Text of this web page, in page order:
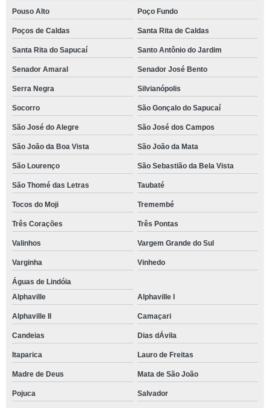
Pouso Alto Poço Fundo
Poços de Caldas Santa Rita de Caldas
Santa Rita do Sapucaí Santo Antônio do Jardim
Senador Amaral Senador José Bento
Serra Negra Silvianópolis
Socorro São Gonçalo do Sapucaí
São José do Alegre São José dos Campos
São João da Boa Vista São João da Mata
São Lourenço São Sebastião da Bela Vista
São Thomé das Letras Taubaté
Tocos do Moji Tremembé
Três Corações Três Pontas
Valinhos Vargem Grande do Sul
Varginha Vinhedo
Águas de Lindóia
Alphaville
Alphaville I
Alphaville II Camaçari
Candeias Dias dÁvila
Itaparica Lauro de Freitas
Madre de Deus Mata de São João
Pojuca Salvador